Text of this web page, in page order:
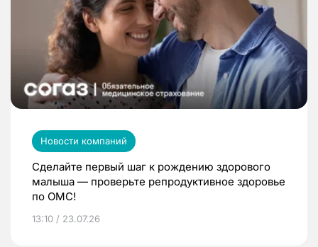
Новости компаний
Сделайте первый шаг к рождению здорового
малыша — проверьте репродуктивное здоровье
по ОМС!
13:10 / 23.07.26